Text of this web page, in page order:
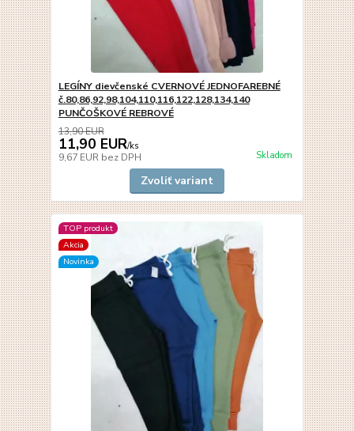
LEGÍNY dievčenské CVERNOVÉ JEDNOFAREBNÉ
č.80,86,92,98,104,110,116,122,128,134,140
PUNČOŠKOVÉ REBROVÉ
13,90 EUR
11,90 EUR/ks
9,67 EUR bez DPH Skladom
Zvoliť variant
TOP produkt
Akcia
Novinka